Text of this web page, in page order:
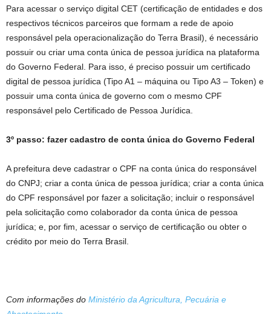
Para acessar o serviço digital CET (certificação de entidades e dos
respectivos técnicos parceiros que formam a rede de apoio
responsável pela operacionalização do Terra Brasil), é necessário
possuir ou criar uma conta única de pessoa jurídica na plataforma
do Governo Federal. Para isso, é preciso possuir um certificado
digital de pessoa jurídica (Tipo A1 – máquina ou Tipo A3 – Token) e
possuir uma conta única de governo com o mesmo CPF
responsável pelo Certificado de Pessoa Jurídica.
3º passo: fazer cadastro de conta única do Governo Federal
A prefeitura deve cadastrar o CPF na conta única do responsável
do CNPJ; criar a conta única de pessoa jurídica; criar a conta única
do CPF responsável por fazer a solicitação; incluir o responsável
pela solicitação como colaborador da conta única de pessoa
jurídica; e, por fim, acessar o serviço de certificação ou obter o
crédito por meio do Terra Brasil.
Com informações do Ministério da Agricultura, Pecuária e